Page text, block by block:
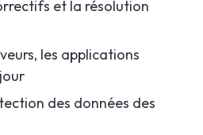
et la résolution
les applications
des données des